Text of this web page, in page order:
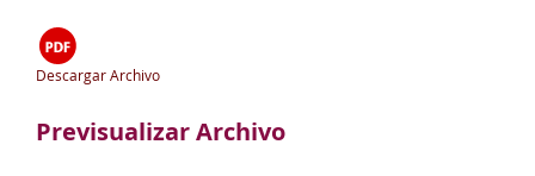
Descargar Archivo
Previsualizar Archivo